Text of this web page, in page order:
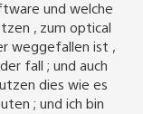
und welche
, zum optical
weggefallen ist ,
fall ; und auch
dies wie es
; und ich bin